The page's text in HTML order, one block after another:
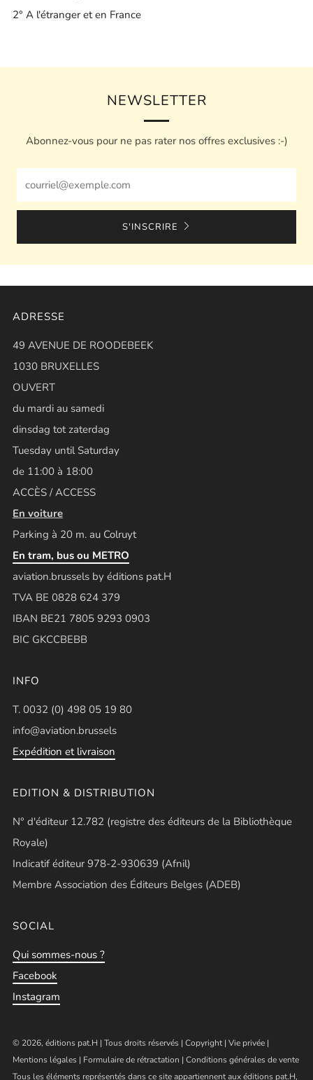
2° A l'étranger et en France
NEWSLETTER
Abonnez-vous pour ne pas rater nos offres exclusives :-)
S'INSCRIRE
ADRESSE
49 AVENUE DE ROODEBEEK
1030 BRUXELLES
OUVERT
du mardi au samedi
dinsdag tot zaterdag
Tuesday until Saturday
de 11:00 à 18:00
ACCÈS / ACCESS
En voiture
Parking à 20 m. au Colruyt
En tram, bus ou METRO
aviation.brussels by éditions pat.H
TVA BE 0828 624 379
IBAN BE21 7805 9293 0903
BIC GKCCBEBB
INFO
T. 0032 (0) 498 05 19 80
info@aviation.brussels
Expédition et livraison
EDITION & DISTRIBUTION
N° d'éditeur 12.782 (registre des éditeurs de la Bibliothèque
Royale)
Indicatif éditeur 978-2-930639 (Afnil)
Membre Association des Éditeurs Belges (ADEB)
SOCIAL
Qui sommes-nous ?
Facebook
Instagram
© 2026, éditions pat.H | Tous droits réservés | Copyright| Vie privée |
Mentions légales | Formulaire de rétractation | Conditions générales de vente
Tous les éléments représentés dans ce site appartiennent aux éditions pat.H,